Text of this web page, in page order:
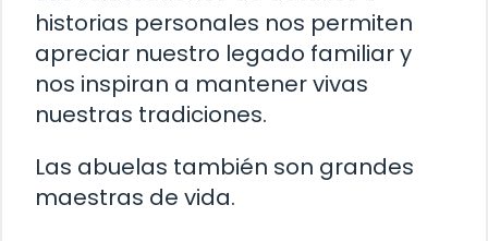
historias personales nos permiten
apreciar nuestro legado familiar y
nos inspiran a mantener vivas
nuestras tradiciones.
Las abuelas también son grandes
maestras de vida.